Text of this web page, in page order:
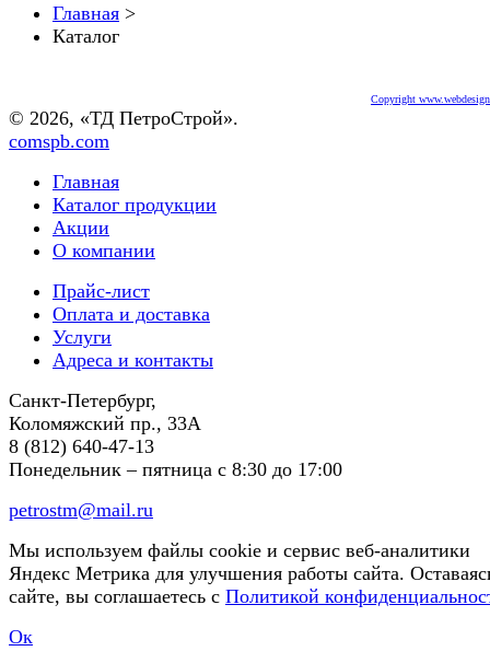
Главная >
Каталог
Copyright
© 2026, «ТД ПетроСтрой».
comspb.com
Главная
Каталог продукции
Акции
О компании
Прайс-лист
Оплата и доставка
Услуги
Адреса и контакты
Санкт-Петербург,
Коломяжский пр., 33А
8 (812) 640-47-13
Понедельник – пятница с 8:30 до 17:00
petrostm@mail.ru
Мы используем файлы cookie и сервис веб-аналитики
Яндекс Метрика для улучшения работы сайта.
сайте, вы соглашаетесь с Политикой
Ок